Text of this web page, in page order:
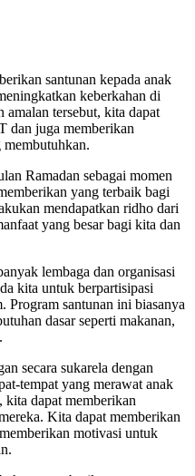
santunan kepada anak
keberkahan di
amalan tersebut, kita dapat
dan juga memberikan
membutuhkan.
Ramadan sebagai momen
yang terbaik bagi
mendapatkan ridho dari
yang besar bagi kita dan
lembaga dan organisasi
kita untuk berpartisipasi
Program santunan ini biasanya
dasar seperti makanan,
secara sukarela dengan
tempat yang merawat anak
kita dapat memberikan
Kita dapat memberikan
motivasi untuk